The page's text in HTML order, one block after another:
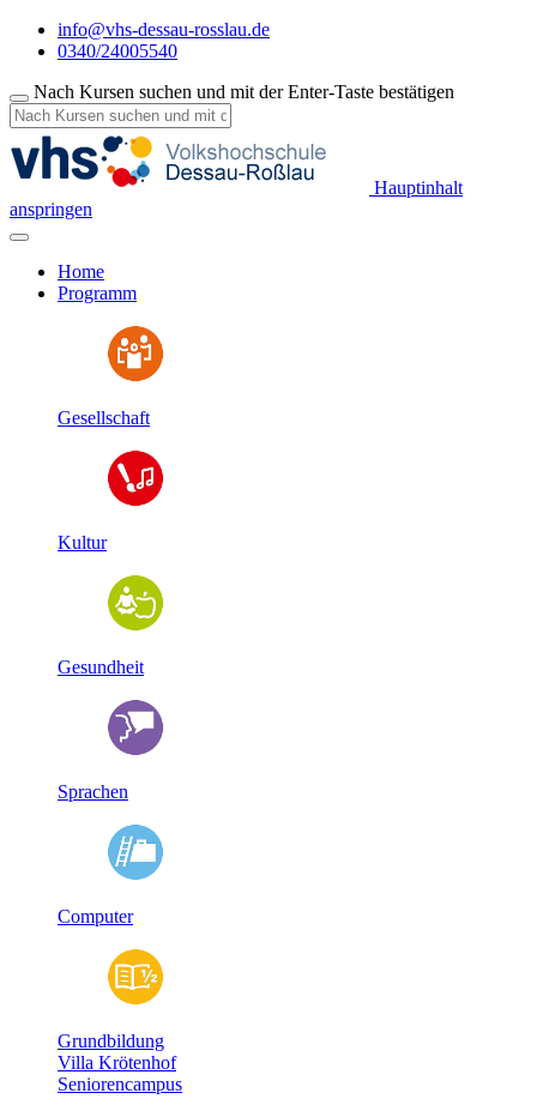
info@vhs-dessau-rosslau.de
0340/24005540
Nach Kursen suchen und mit der Enter-Taste bestätigen
Hauptinhalt
anspringen
Home
Programm
Gesellschaft
Kultur
Gesundheit
Sprachen
Computer
Grundbildung
Villa Krötenhof
Seniorencampus